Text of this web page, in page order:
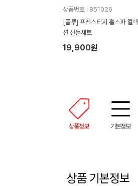
상품번호 : 851026
[플루] 프레스티지 홈스파 컬렉
션 선물세트
19,900원
상품정보 기본정보
상품 기본정보